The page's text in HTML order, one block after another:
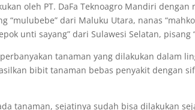
oleh PT. DaFa Teknoagro Mandiri
“mulubebe” dari Maluku Utara, nanas
unti sayang” dari Sulawesi Selatan,
tanaman yang dilakukan dalam
bibit tanaman bebas penyakit dengan
tanaman, sejatinya sudah bisa dilakukan